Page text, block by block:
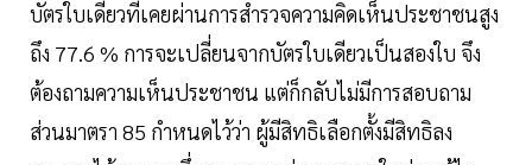
บัตรใบเดียวที่เคยผ่านการสำรวจความคิดเห็นประชาชนสูง
ถึง 77.6 % การจะเปลี่ยนจากบัตรใบเดียวเป็นสองใบ จึง
ต้องถามความเห็นประชาชน แต่ก็กลับไม่มีการสอบถาม
ส่วนมาตรา 85 กำหนดไว้ว่า ผู้มีสิทธิเลือกตั้งมีสิทธิลง